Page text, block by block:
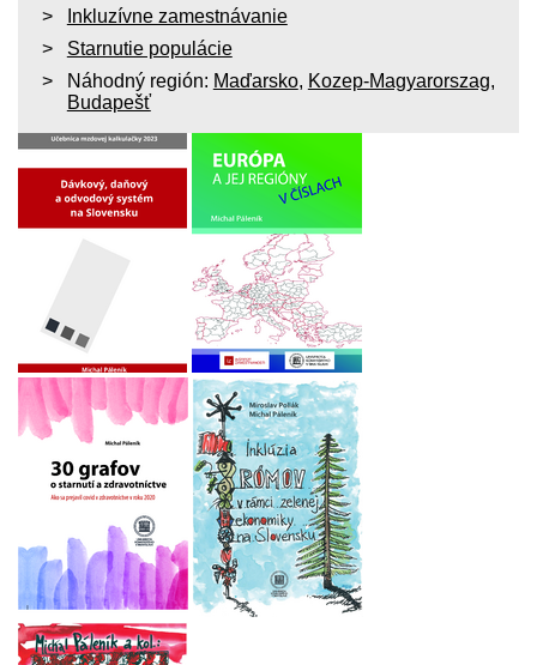
Inkluzívne zamestnávanie
Starnutie populácie
Náhodný región: Maďarsko, Kozep-Magyarorszag,
Budapešť